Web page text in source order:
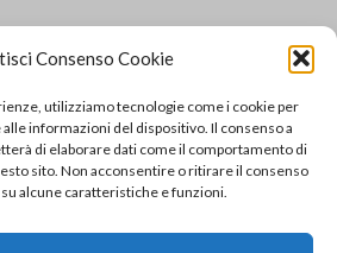
Consenso Cookie
utilizziamo tecnologie come i cookie per
informazioni del dispositivo. Il consenso a
di elaborare dati come il comportamento di
sito. Non acconsentire o ritirare il consenso
alcune caratteristiche e funzioni.
Sab: 10:00-12:00